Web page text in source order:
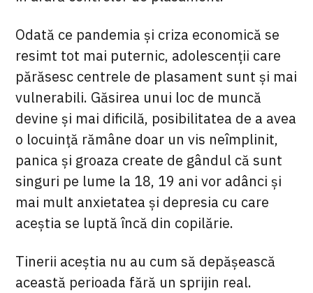
Odată ce pandemia și criza economică se
resimt tot mai puternic, adolescenții care
părăsesc centrele de plasament sunt și mai
vulnerabili. Găsirea unui loc de muncă
devine și mai dificilă, posibilitatea de a avea
o locuință rămâne doar un vis neîmplinit,
panica și groaza create de gândul că sunt
singuri pe lume la 18, 19 ani vor adânci și
mai mult anxietatea și depresia cu care
aceștia se luptă încă din copilărie.
Tinerii aceștia nu au cum să depășească
această perioada fără un sprijin real.